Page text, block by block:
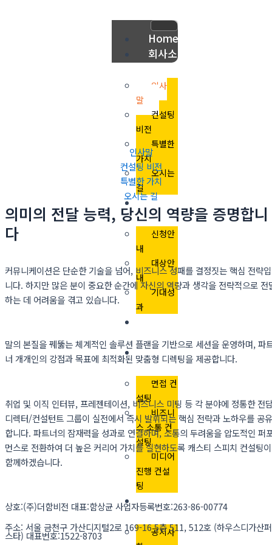
Home
회사소
인사
말
컨설팅
비전
특별한
가치
오시는
길
컨설팅
과정
신청안
내
대상안
내
기대성
과
프로그
램
면접 컨
설팅
비즈니
스 소통 컨
설팅
미디어
진행 컨설
팅
커뮤니
티
공지사
인사말
컨설팅 비전
특별한 가치
오시는 길
의미의 전달 능력, 당신의 역량을 증명합니
다
커뮤니케이션은 단순한 기술을 넘어, 비즈니스 성패를 결정짓는 핵심 전략입
니다. 하지만 많은 분이 중요한 순간에 자신의 역량과 생각을 전략적으로 전
하는 데 어려움을 겪고 있습니다.
말의 본질을 꿰뚫는 체계적인 솔루션 플랜을 기반으로 세션을 운영하며, 파
너 개개인의 강점과 목표에 최적화된 맞춤형 디렉팅을 제공합니다.
취업 및 이직 인터뷰, 프레젠테이션, 비즈니스 미팅 등 각 분야에 정통한 전
디렉터/컨설턴트 그룹이 실전에서 즉시 발휘되는 핵심 전략과 노하우를 공유
합니다. 파트너의 잠재력을 성과로 연결하며, 소통의 두려움을 압도적인 퍼
먼스로 전환하여 더 높은 커리어 가치를 실현하도록 캐스티 스피치 컨설팅이
함께하겠습니다.
상호:(주)더함비전 대표:함상균 사업자등록번호:263-86-00774
주소: 서울 금천구 가산디지털2로 169-16 5층 511, 512호 (하우스디가산퍼
스타) 대표번호:1522-8703